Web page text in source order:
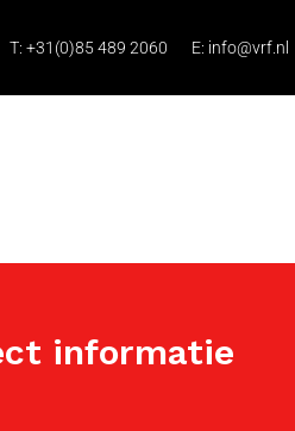
T: +31(0)85 489 2060 E: info@vrf.nl
informatie